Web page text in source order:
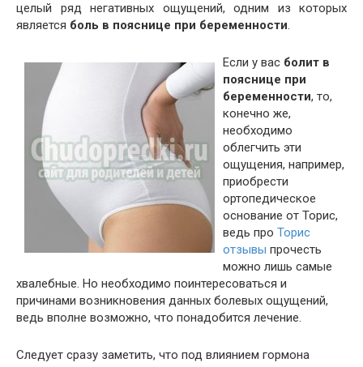
целый ряд негативных ощущений, одним из которых
является боль в пояснице при беременности.
Если у вас болит в
пояснице при
беременности, то,
конечно же,
необходимо
облегчить эти
ощущения, например,
приобрести
ортопедическое
основание от Торис,
ведь про Торис
отзывы прочесть
можно лишь самые
хвалебные. Но необходимо поинтересоваться и
причинами возникновения данных болевых ощущений,
ведь вполне возможно, что понадобится лечение.
Следует сразу заметить, что под влиянием гормона